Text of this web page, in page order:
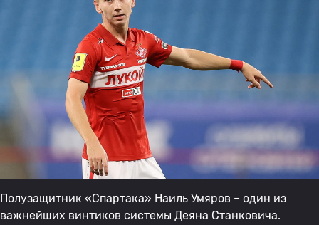
Полузащитник «Спартака» Наиль Умяров – один из
важнейших винтиков системы Деяна Станковича.